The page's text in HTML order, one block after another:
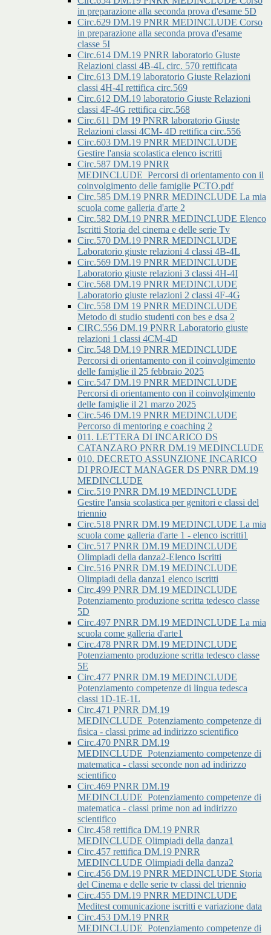
in preparazione alla seconda prova d'esame 5D
Circ.629 DM.19 PNRR MEDINCLUDE Corso
in preparazione alla seconda prova d'esame
classe 5I
Circ.614 DM.19 PNRR laboratorio Giuste
Relazioni classi 4B-4L circ. 570 rettificata
Circ.613 DM.19 laboratorio Giuste Relazioni
classi 4H-4I rettifica circ.569
Circ.612 DM.19 laboratorio Giuste Relazioni
classi 4F-4G rettifica circ.568
Circ.611 DM 19 PNRR laboratorio Giuste
Relazioni classi 4CM- 4D rettifica circ.556
Circ.603 DM.19 PNRR MEDINCLUDE
Gestire l'ansia scolastica elenco iscritti
Circ.587 DM.19 PNRR
MEDINCLUDE_Percorsi di orientamento con il
coinvolgimento delle famiglie PCTO.pdf
Circ.585 DM.19 PNRR MEDINCLUDE La mia
scuola come galleria d'arte 2
Circ.582 DM.19 PNRR MEDINCLUDE Elenco
Iscritti Storia del cinema e delle serie Tv
Circ.570 DM.19 PNRR MEDINCLUDE
Laboratorio giuste relazioni 4 classi 4B-4L
Circ.569 DM.19 PNRR MEDINCLUDE
Laboratorio giuste relazioni 3 classi 4H-4I
Circ.568 DM.19 PNRR MEDINCLUDE
Laboratorio giuste relazioni 2 classi 4F-4G
Circ.558 DM 19 PNRR MEDINCLUDE
Metodo di studio studenti con bes e dsa 2
CIRC.556 DM.19 PNRR Laboratorio giuste
relazioni 1 classi 4CM-4D
Circ.548 DM.19 PNRR MEDINCLUDE
Percorsi di orientamento con il coinvolgimento
delle famiglie il 25 febbraio 2025
Circ.547 DM.19 PNRR MEDINCLUDE
Percorsi di orientamento con il coinvolgimento
delle famiglie il 21 marzo 2025
Circ.546 DM.19 PNRR MEDINCLUDE
Percorso di mentoring e coaching 2
011. LETTERA DI INCARICO DS
CATANZARO PNRR DM.19 MEDINCLUDE
010. DECRETO ASSUNZIONE INCARICO
DI PROJECT MANAGER DS PNRR DM.19
MEDINCLUDE
Circ.519 PNRR DM.19 MEDINCLUDE
Gestire l'ansia scolastica per genitori e classi del
triennio
Circ.518 PNRR DM.19 MEDINCLUDE La mia
scuola come galleria d'arte 1 - elenco iscritti1
Circ.517 PNRR DM.19 MEDINCLUDE
Olimpiadi della danza2-Elenco Iscritti
Circ.516 PNRR DM.19 MEDINCLUDE
Olimpiadi della danza1 elenco iscritti
Circ.499 PNRR DM.19 MEDINCLUDE
Potenziamento produzione scritta tedesco classe
5D
Circ.497 PNRR DM.19 MEDINCLUDE La mia
scuola come galleria d'arte1
Circ.478 PNRR DM.19 MEDINCLUDE
Potenziamento produzione scritta tedesco classe
5E
Circ.477 PNRR DM.19 MEDINCLUDE
Potenziamento competenze di lingua tedesca
classi 1D-1E-1L
Circ.471 PNRR DM.19
MEDINCLUDE_Potenziamento competenze di
fisica - classi prime ad indirizzo scientifico
Circ.470 PNRR DM.19
MEDINCLUDE_Potenziamento competenze di
matematica - classi seconde non ad indirizzo
scientifico
Circ.469 PNRR DM.19
MEDINCLUDE_Potenziamento competenze di
matematica - classi prime non ad indirizzo
scientifico
Circ.458 rettifica DM.19 PNRR
MEDINCLUDE Olimpiadi della danza1
Circ.457 rettifica DM.19 PNRR
MEDINCLUDE Olimpiadi della danza2
Circ.456 DM.19 PNRR MEDINCLUDE Storia
del Cinema e delle serie tv classi del triennio
Circ.455 DM.19 PNRR MEDINCLUDE
Meditest comunicazione iscritti e variazione data
Circ.453 DM.19 PNRR
MEDINCLUDE_Potenziamento competenze di